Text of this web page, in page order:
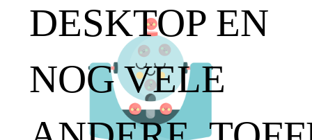
DESKTOP EN
NOG VELE